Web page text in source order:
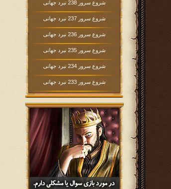
شروع سرور 238 نبرد جهانی
شروع سرور 237 نبرد جهانی
شروع سرور 236 نبرد جهانی
شروع سرور 235 نبرد جهانی
شروع سرور 234 نبرد جهانی
شروع سرور 233 نبرد جهانی